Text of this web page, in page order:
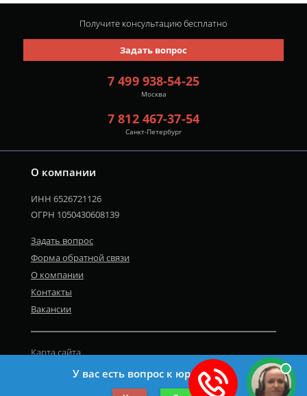
О компании
ИНН 6526721126
ОГРН 1050430608139
Задать вопрос
Форма обратной связи
О компании
Контакты
Вакансии
©2019-2026 Все права защищены.
Карта сайта
Политика персональных данных
7 499 938-54-25
Москва
7 812 467-37-54
Санкт-Петербург
Задать вопрос
Получите консультациюбесплатно
У вас есть вопрос к юристу?